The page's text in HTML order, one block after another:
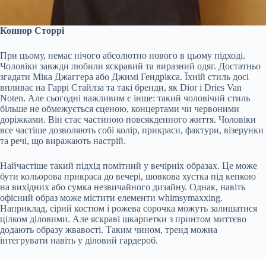
Коннор Сторрі
При цьому, немає нічого абсолютно нового в цьому підході.
Чоловіки завжди любили яскравий та виразний одяг. Достатньо
згадати Міка Джаггера або Джимі Гендрікса. Їхній стиль досі
впливає на Гаррі Стайлза та такі бренди, як Dior і Dries Van
Noten. Але сьогодні важливим є інше: такий чоловічий стиль
більше не обмежується сценою, концертами чи червоними
доріжками. Він стає частиною повсякденного життя. Чоловіки
все частіше дозволяють собі колір, прикраси, фактури, візерунки
та речі, що виражають настрій.
Найчастіше такий підхід помітний у вечірніх образах. Це може
бути кольорова прикраса до вечері, шовкова хустка під кепкою
на вихідних або сумка незвичайного дизайну. Однак, навіть
офісний образ може містити елементи whimsymaxxing.
Наприклад, сірий костюм і рожева сорочка можуть залишатися
цілком діловими. Але яскраві шкарпетки з принтом миттєво
додають образу жвавості. Таким чином, тренд можна
інтегрувати навіть у діловий гардероб.